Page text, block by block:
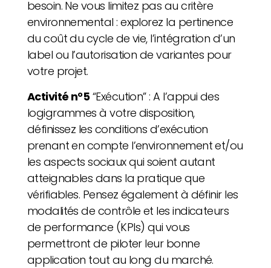
besoin. Ne vous limitez pas au critère
environnemental : explorez la pertinence
du coût du cycle de vie, l’intégration d’un
label ou l’autorisation de variantes pour
votre projet.
Activité n°5“Exécution” :A l’appui des
logigrammes à votre disposition,
définissez les conditions d’exécution
prenant en compte l’environnement et/ou
les aspects sociaux qui soient autant
atteignables dans la pratique que
vérifiables. Pensez également à définir les
modalités de contrôle et les indicateurs
de performance (KPIs) qui vous
permettront de piloter leur bonne
application tout au long du marché.